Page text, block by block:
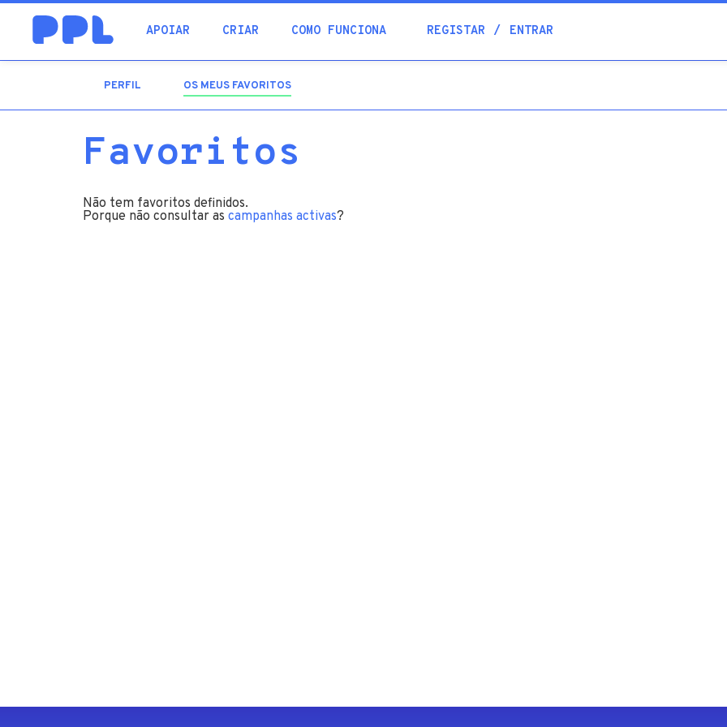
APOIAR CRIAR COMO FUNCIONA REGISTAR ENTRAR
procura
PERFIL OS MEUS FAVORITOS
Favoritos
Não tem favoritos definidos.
Porque não consultar as campanhas activas?